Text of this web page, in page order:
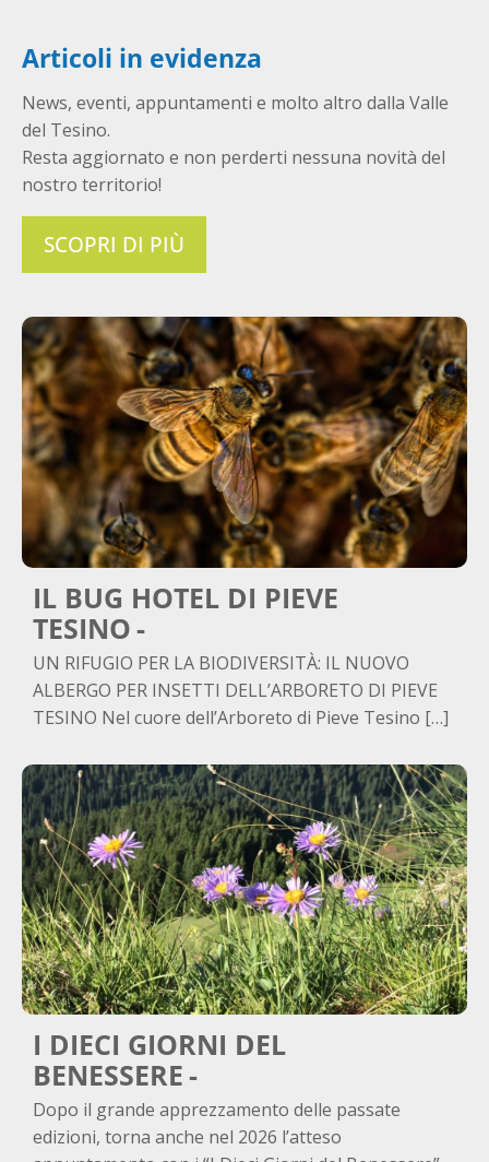
Articoli in evidenza
News, eventi, appuntamenti e molto altro dalla Valle
del Tesino.
Resta aggiornato e non perderti nessuna novità del
nostro territorio!
SCOPRI DI PIÙ
IL BUG HOTEL DI PIEVE
TESINO
UN RIFUGIO PER LA BIODIVERSITÀ: IL NUOVO
ALBERGO PER INSETTI DELL’ARBORETO DI PIEVE
TESINO Nel cuore dell’Arboreto di Pieve Tesino […]
I DIECI GIORNI DEL
BENESSERE
Dopo il grande apprezzamento delle passate
edizioni, torna anche nel 2026 l’atteso